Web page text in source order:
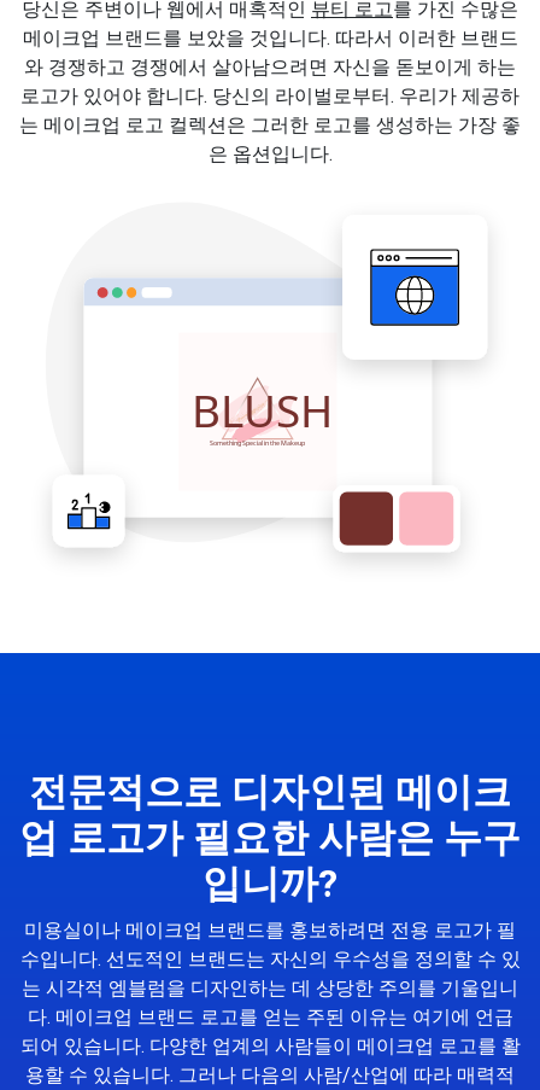
당신은 주변이나 웹에서 매혹적인 뷰티 로고를 가진 수많은
메이크업 브랜드를 보았을 것입니다. 따라서 이러한 브랜드
와 경쟁하고 경쟁에서 살아남으려면 자신을 돋보이게 하는
로고가 있어야 합니다. 당신의 라이벌로부터. 우리가 제공하
는 메이크업 로고 컬렉션은 그러한 로고를 생성하는 가장 좋
은 옵션입니다.
전문적으로 디자인된 메이크
업 로고가 필요한 사람은 누구
입니까?
미용실이나 메이크업 브랜드를 홍보하려면 전용 로고가 필
수입니다. 선도적인 브랜드는 자신의 우수성을 정의할 수 있
는 시각적 엠블럼을 디자인하는 데 상당한 주의를 기울입니
다. 메이크업 브랜드 로고를 얻는 주된 이유는 여기에 언급
되어 있습니다. 다양한 업계의 사람들이 메이크업 로고를 활
용할 수 있습니다. 그러나 다음의 사람/산업에 따라 매력적